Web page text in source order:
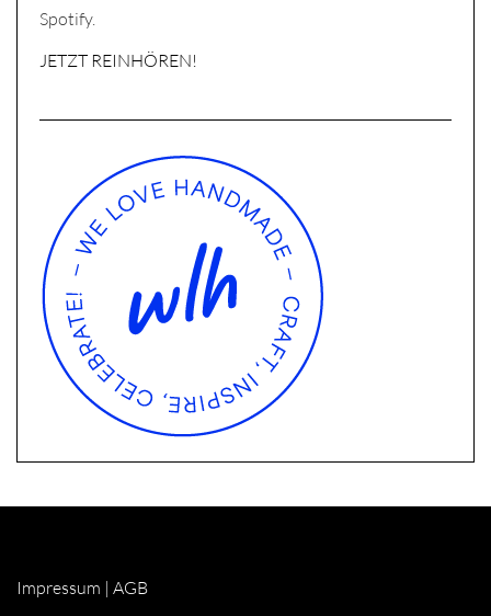
Spotify.
JETZT REINHÖREN!
Impressum | AGB